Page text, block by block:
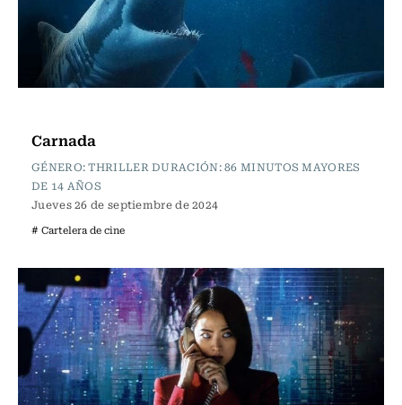
Carnada
GÉNERO: THRILLER DURACIÓN: 86 MINUTOS MAYORES
DE 14 AÑOS
Jueves 26 de septiembre de 2024
# Cartelera de cine